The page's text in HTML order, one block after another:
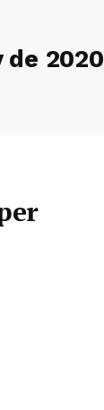
de 2020